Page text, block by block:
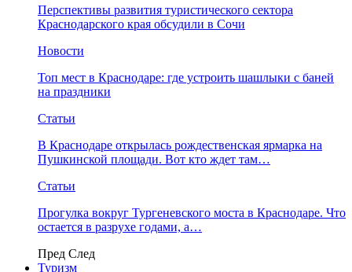
Перспективы развития туристического сектора
Краснодарского края обсудили в Сочи
Новости
Топ мест в Краснодаре: где устроить шашлыки с баней
на праздники
Статьи
В Краснодаре открылась рождественская ярмарка на
Пушкинской площади. Вот кто ждет там…
Статьи
Прогулка вокруг Тургеневского моста в Краснодаре. Что
остается в разрухе годами, а…
Пред След
Туризм